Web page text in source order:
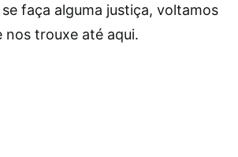
faça alguma justiça, voltamos
nos trouxe até aqui.